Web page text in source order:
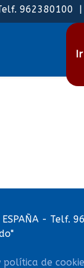
962380100 |
Ir
- Telf.
de